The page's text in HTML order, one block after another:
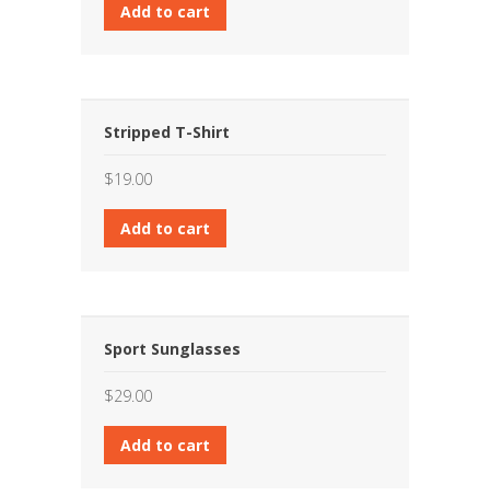
Add to cart
Stripped T-Shirt
$19.00
Add to cart
Sport Sunglasses
$29.00
Add to cart